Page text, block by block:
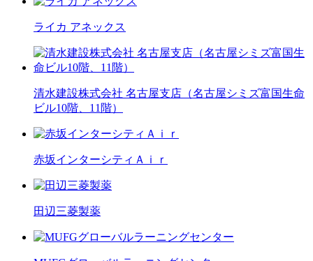
ライカ アネックス
清水建設株式会社 名古屋支店（名古屋シミズ富国生命
ビル10階、11階）
赤坂インターシティＡｉｒ
田辺三菱製薬